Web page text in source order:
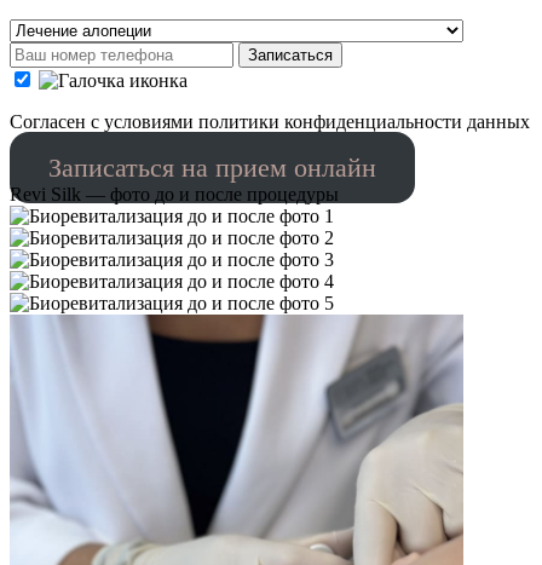
Записаться
Cогласен с условиями политики конфиденциальности данных
Записаться на прием онлайн
Revi Silk — фото до и после процедуры